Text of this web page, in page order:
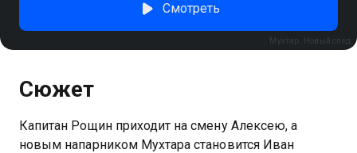
Мухтар. Новый след
Смотреть
Сюжет
Капитан Рощин приходит на смену Алексею, а
новым напарником Мухтара становится Иван